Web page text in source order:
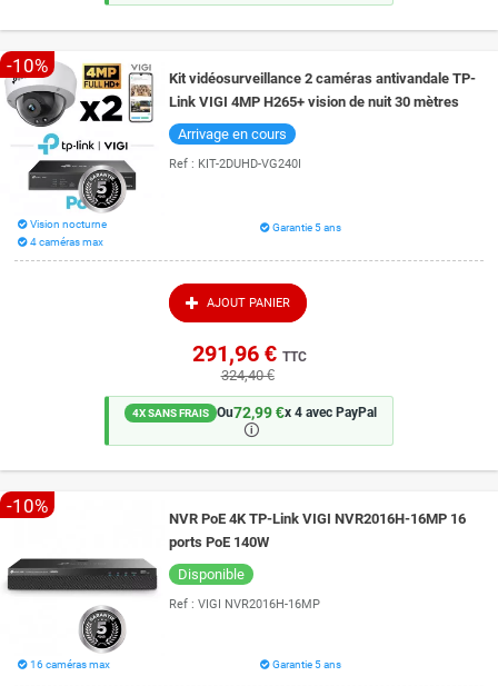
-10%
Kit vidéosurveillance 2 caméras antivandale TP-
Link VIGI 4MP H265+ vision de nuit 30 mètres
Arrivage en cours
Ref : KIT-2DUHD-VG240I
Vision nocturne
4 caméras max
Garantie 5 ans
AJOUT PANIER
291,96 € TTC
324,40 €
4X SANS FRAIS Ou72,99 €x 4 avec PayPal
🛈
-10%
NVR PoE 4K TP-Link VIGI NVR2016H-16MP 16
ports PoE 140W
Disponible
Ref : VIGI NVR2016H-16MP
16 caméras max Garantie 5 ans